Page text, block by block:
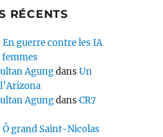
RÉCENTS
En guerre contre les IA
AgungdansUn
AgungdansCR7
Ô grand Saint-Nicolas